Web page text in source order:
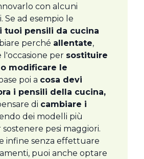
con alcuni
Se ad esempio le
tuoi pensili da cucina
perché allentate,
l'occasione per sostituire
modificare le
poi a cosa devi
i pensili della cucina,
di cambiare i
dei modelli più
pesi maggiori.
infine senza effettuare
puoi anche optare